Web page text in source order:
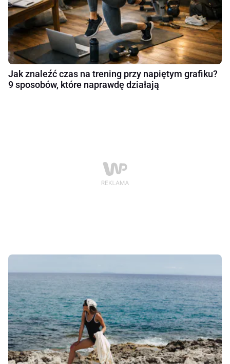
Jak znaleźć czas na trening przy napiętym grafiku?
9 sposobów, które naprawdę działają